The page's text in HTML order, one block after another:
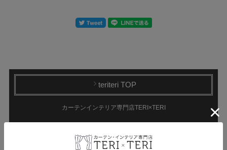
teriteri TOP
カーテンインテリア専門店TERI×TERI